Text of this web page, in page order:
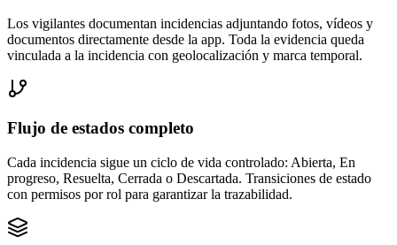
Los vigilantes documentan incidencias adjuntando fotos, vídeos y
documentos directamente desde la app. Toda la evidencia queda
vinculada a la incidencia con geolocalización y marca temporal.
Flujo de estados completo
Cada incidencia sigue un ciclo de vida controlado: Abierta, En
progreso, Resuelta, Cerrada o Descartada. Transiciones de estado
con permisos por rol para garantizar la trazabilidad.